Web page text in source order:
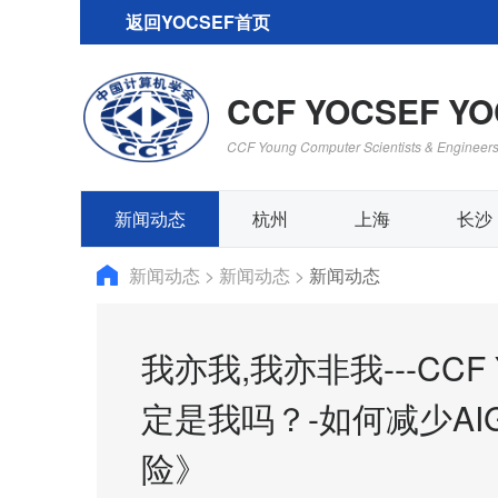
返回YOCSEF首页
CCF YOCSEF
CCF Young Computer Scientists &
新闻动态 杭州 上海 长沙
新闻动态 > 新闻动态 > 新闻动态
我亦我,我亦非我---
定是我吗？-如何减少
险》